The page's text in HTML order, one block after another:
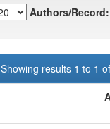
Authors/Record:
Showing results 1 to 1